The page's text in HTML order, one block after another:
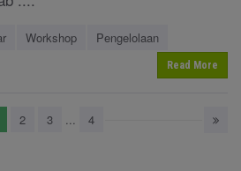
Workshop
Pengelolaan
Read More
2 3 ... 4